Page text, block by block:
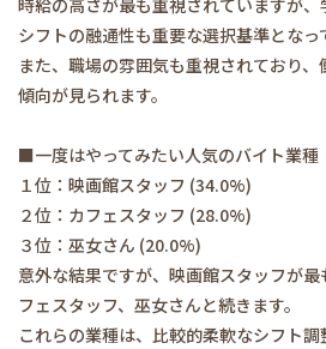
時給の高さが最も重視されていますが
シフトの融通性も重要な選択基準となっ
また、職場の雰囲気も重視されており
傾向が見られます。
■一度はやってみたい人気のバイト業種
１位：映画館スタッフ (34.0%)
２位：カフェスタッフ (28.0%)
３位：巫女さん (20.0%)
意外な結果ですが、映画館スタッフが
フェスタッフ、巫女さんと続きます。
これらの業種は、比較的柔軟なシフト